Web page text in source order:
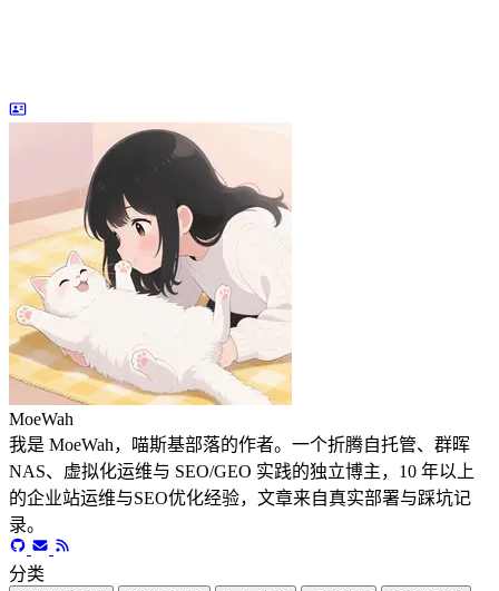
MoeWah
我是 MoeWah，喵斯基部落的作者。一个折腾自托管、群晖
NAS、虚拟化运维与 SEO/GEO 实践的独立博主，10 年以上
的企业站运维与SEO优化经验，文章来自真实部署与踩坑记
录。
分类